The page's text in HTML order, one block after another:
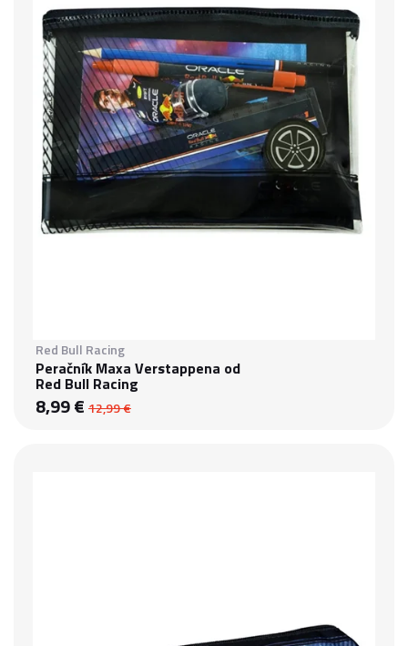
Red Bull Racing
Peračník Maxa Verstappena od
Red Bull Racing
8,99 € 12,99 €